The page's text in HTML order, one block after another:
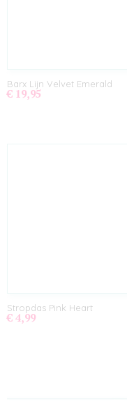
Barx Lijn Velvet Emerald
€ 19,95
Stropdas Pink Heart
€ 4,99